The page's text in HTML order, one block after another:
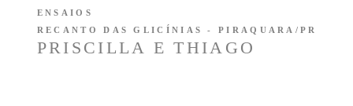
PRISCILLA E THIAGO
ENSAIOS
RECANTO DAS GLICÍNIAS - PIRAQUARA/PR